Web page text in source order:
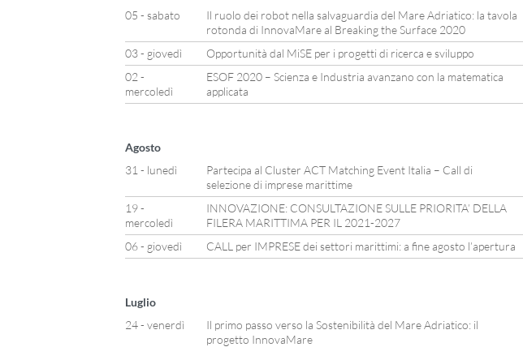
05 - sabato
Il ruolo dei robot nella salvaguardia del Mare Adriatico: la tavola
rotonda di InnovaMare al Breaking the Surface 2020
03 - giovedì
Opportunità dal MiSE per i progetti di ricerca e sviluppo
02 -
mercoledì
ESOF 2020 – Scienza e Industria avanzano con la matematica
applicata
Agosto
31 - lunedì
Partecipa al Cluster ACT Matching Event Italia – Call di
selezione di imprese marittime
19 -
mercoledì
INNOVAZIONE: CONSULTAZIONE SULLE PRIORITA’ DELLA
FILERA MARITTIMA PER IL 2021-2027
06 - giovedì
CALL per IMPRESE dei settori marittimi: a fine agosto l’apertura
Luglio
24 - venerdì
Il primo passo verso la Sostenibilità del Mare Adriatico: il
progetto InnovaMare